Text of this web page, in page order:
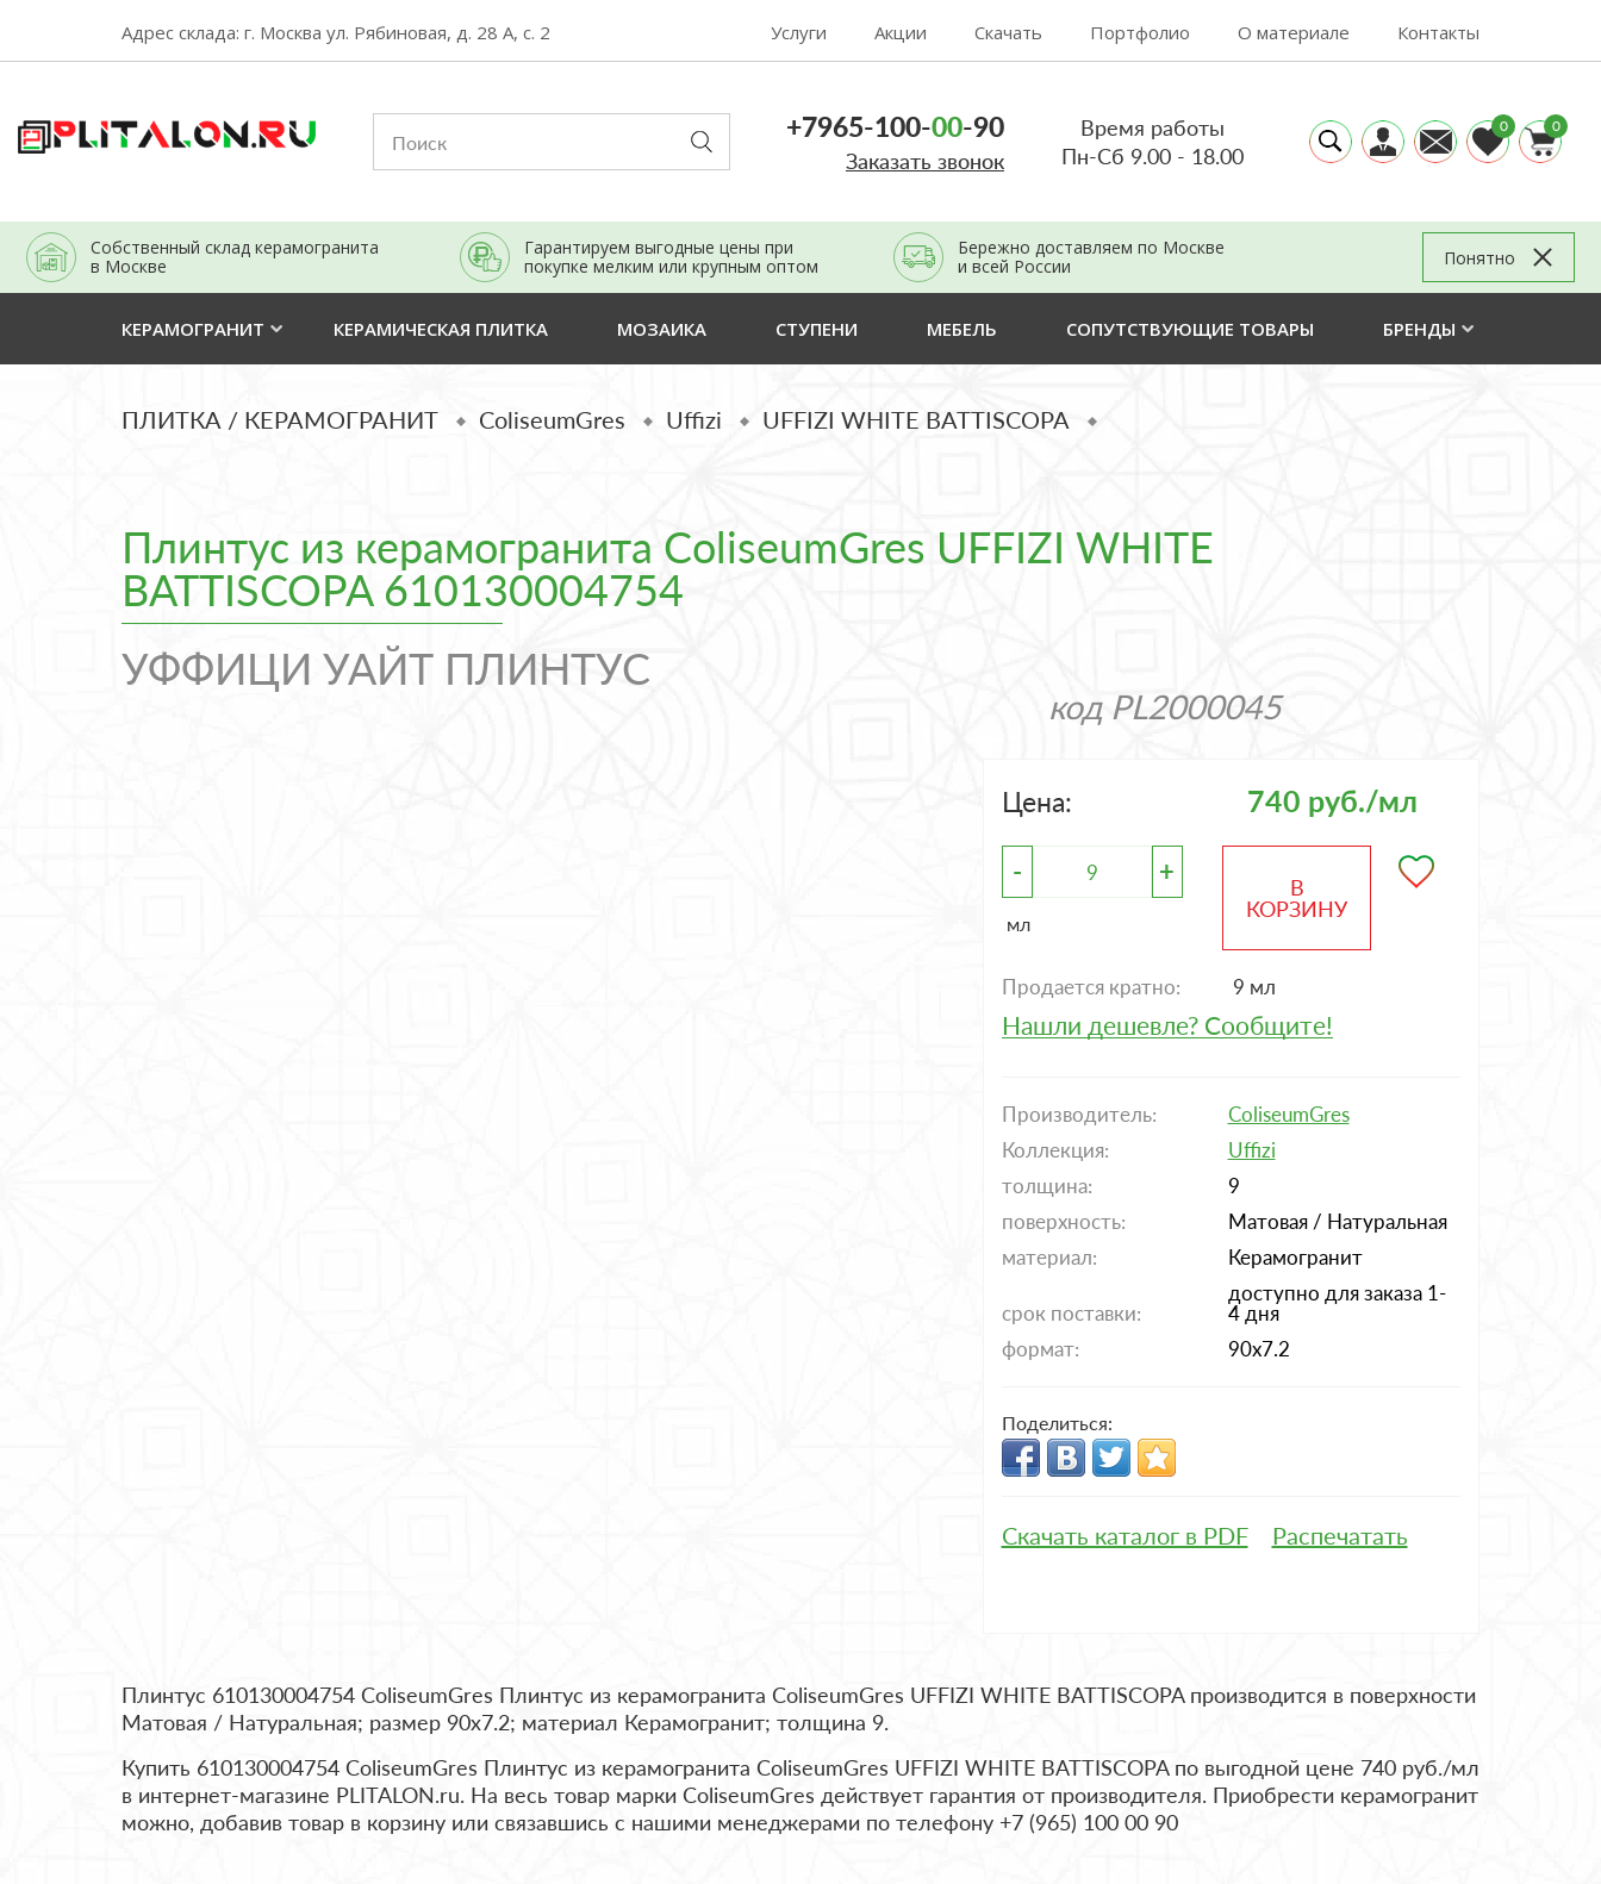
Адрес склада: г. Москва ул. Рябиновая, д. 28 А, с. 2 Услуги Акции Скачать Портфолио О материале Контакты
+7965-100-00-90
Заказать звонок
Время работы
Пн-Сб 9.00 - 18.00
0 0
Собственный склад керамогранита
в Москве
Гарантируем выгодные цены при
покупке мелким или крупным оптом
Бережно доставляем по Москве
и всей России
Понятно
КЕРАМОГРАНИТ КЕРАМИЧЕСКАЯ ПЛИТКА МОЗАИКА СТУПЕНИ МЕБЕЛЬ СОПУТСТВУЮЩИЕ ТОВАРЫ БРЕНДЫ
ПЛИТКА / КЕРАМОГРАНИТ ColiseumGres Uffizi UFFIZI WHITE BATTISCOPA
Плинтус из керамогранита ColiseumGres UFFIZI WHITE
BATTISCOPA 610130004754
УФФИЦИ УАЙТ ПЛИНТУС
код PL2000045
Цена: 740 руб./мл
- +
мл
В
КОРЗИНУ
Продается кратно: 9 мл
Нашли дешевле? Сообщите!
Производитель:
ColiseumGres
Коллекция:
Uffizi
толщина:
9
поверхность:
Матовая / Натуральная
материал:
Керамогранит
срок поставки:
доступно для заказа 1-
4 дня
формат:
90x7.2
Поделиться:
Скачать каталог в PDF Распечатать
Плинтус 610130004754 ColiseumGres Плинтус из керамогранита ColiseumGres UFFIZI WHITE BATTISCOPA производится в поверхности
Матовая / Натуральная; размер 90x7.2; материал Керамогранит; толщина 9.
Купить 610130004754 ColiseumGres Плинтус из керамогранита ColiseumGres UFFIZI WHITE BATTISCOPA по выгодной цене 740 руб./мл
в интернет-магазине PLITALON.ru. На весь товар марки ColiseumGres действует гарантия от производителя. Приобрести керамогранит
можно, добавив товар в корзину или связавшись с нашими менеджерами по телефону +7 (965) 100 00 90